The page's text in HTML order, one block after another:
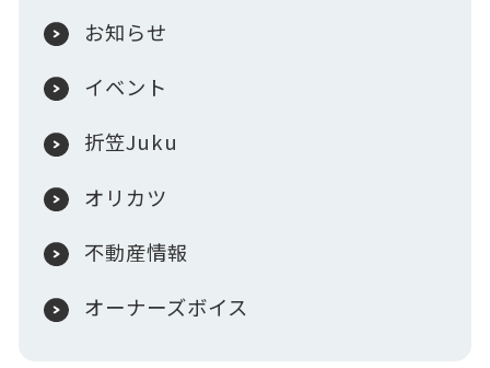
お知らせ
イベント
折笠Juku
オリカツ
不動産情報
オーナーズボイス